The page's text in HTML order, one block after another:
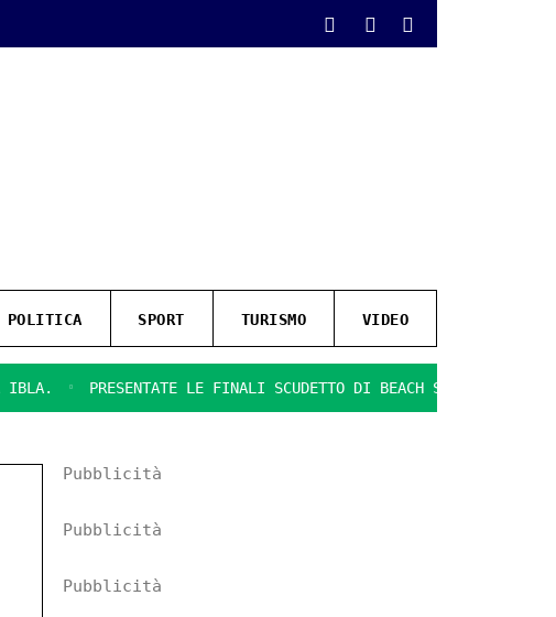
POLITICA SPORT TURISMO VIDEO
PRESENTATE LE FINALI SCUDETTO DI BEACH SOCCER
Pubblicità
Pubblicità
Pubblicità